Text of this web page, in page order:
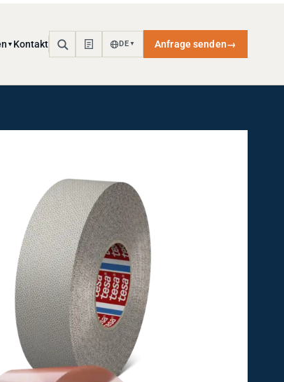
Kontakt DE Anfrage senden →